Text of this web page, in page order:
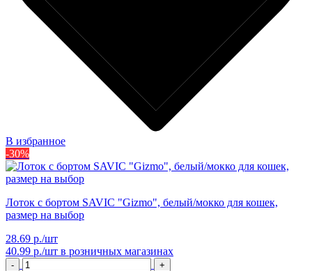
В избранное
-30%
Лоток с бортом SAVIC "Gizmo", белый/мокко для кошек,
размер на выбор
28.69 р./шт
40.99 р./шт в розничных магазинах
-
+